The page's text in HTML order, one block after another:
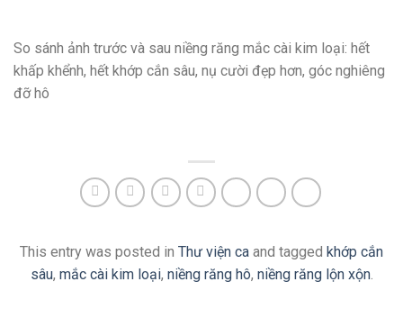
So sánh ảnh trước và sau niềng răng mắc cài kim loại: hết
khấp khểnh, hết khớp cắn sâu, nụ cười đẹp hơn, góc nghiêng
đỡ hô
This entry was posted in Thư viện ca and tagged khớp cắn
sâu, mắc cài kim loại, niềng răng hô, niềng răng lộn xộn.